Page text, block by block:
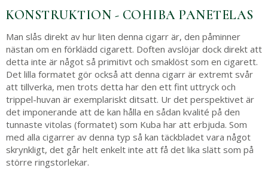
KONSTRUKTION - COHIBA PANETELAS
Man slås direkt av hur liten denna cigarr är, den påminner
nästan om en förklädd cigarett. Doften avslöjar dock direkt att
detta inte är något så primitivt och smaklöst som en cigarett.
Det lilla formatet gör också att denna cigarr är extremt svår
att tillverka, men trots detta har den ett fint uttryck och
trippel-huvan är exemplariskt ditsatt. Ur det perspektivet är
det imponerande att de kan hålla en sådan kvalité på den
tunnaste vitolas (formatet) som Kuba har att erbjuda. Som
med alla cigarrer av denna typ så kan täckbladet vara något
skrynkligt, det går helt enkelt inte att få det lika slätt som på
större ringstorlekar.